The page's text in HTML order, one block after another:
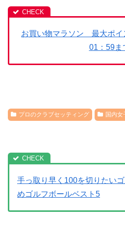
お買い物マラソン 最大ポ
01：59ま
プロのクラブセッティング 国内女
手っ取り早く100を切りたい
めゴルフボールベスト5